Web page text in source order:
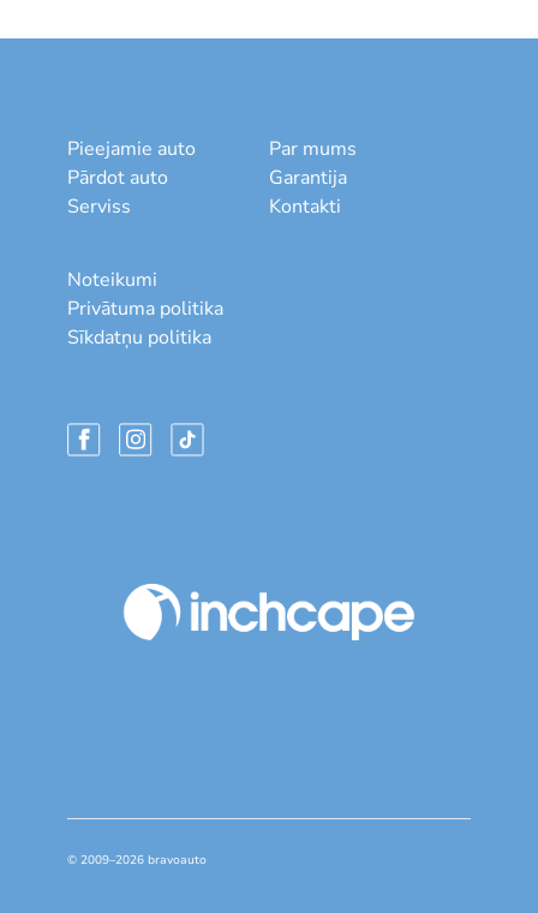
Pieejamie auto
Pārdot auto
Serviss
Par mums
Garantija
Kontakti
Noteikumi
Privātuma politika
Sīkdatņu politika
© 2009–2026 bravoauto